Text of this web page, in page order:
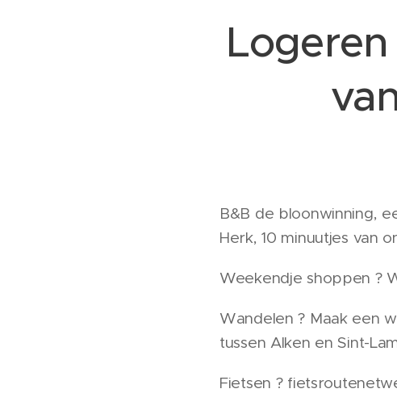
B&B de bloonwinning,
Herk, 10 minuutjes van
Weekendje shoppen ?
Wandelen ? Maak een
tussen Alken en Sint-
Fietsen ?